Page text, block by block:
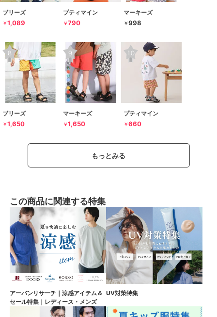
ブリーズ
￥1,089
プティマイン
￥790
マーキーズ
￥998
ブリーズ
￥1,650
マーキーズ
￥1,650
プティマイン
￥660
もっとみる
この商品に関連する特集
アーバンリサーチ｜涼感アイテム＆
セール特集｜レディース・メンズ
UV対策特集